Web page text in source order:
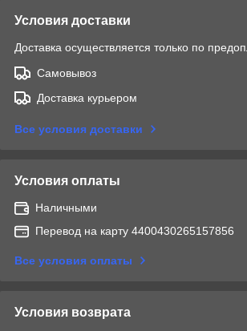
Условия доставки
Доставка осуществляется только по
Самовывоз
Доставка курьером
Все условия доставки
Условия оплаты
Наличными
Перевод на карту 4400430265157856
Все условия оплаты
Условия возврата